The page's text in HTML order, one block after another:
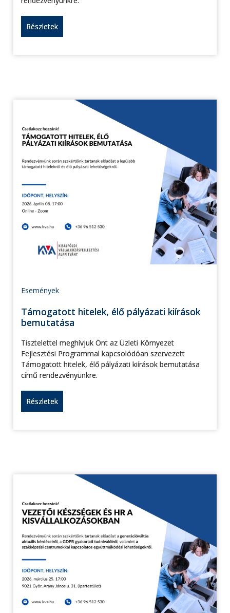
Részletek
Események
Támogatott hitelek, élő pályázati kiírások
bemutatása
Tisztelettel meghívjuk Önt az Üzleti Környezet
Fejlesztési Programmal kapcsolódóan szervezett
Támogatott hitelek, élő pályázati kiírások bemutatása
című rendezvényünkre.
Részletek